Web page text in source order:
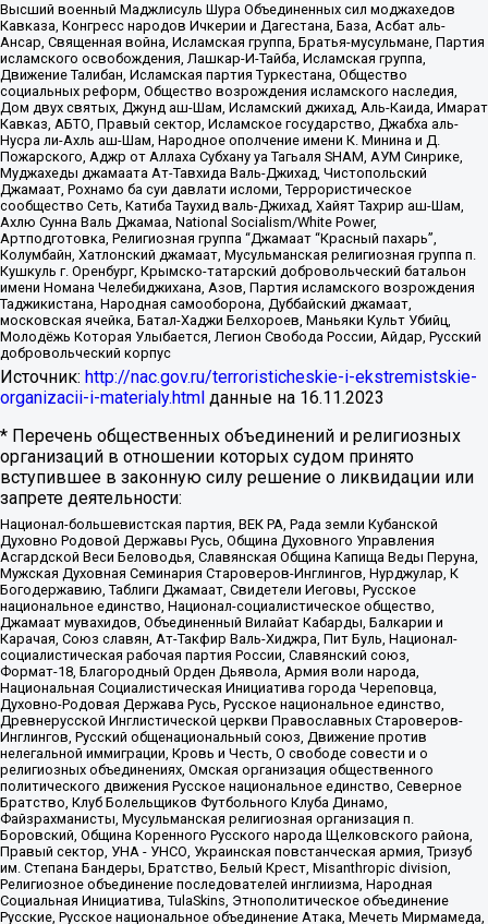
Высший военный Маджлисуль Шура Объединенных сил моджахедов
Кавказа, Конгресс народов Ичкерии и Дагестана, База, Асбат аль-
Ансар, Священная война, Исламская группа, Братья-мусульмане, Партия
исламского освобождения, Лашкар-И-Тайба, Исламская группа,
Движение Талибан, Исламская партия Туркестана, Общество
социальных реформ, Общество возрождения исламского наследия,
Дом двух святых, Джунд аш-Шам, Исламский джихад, Аль-Каида, Имарат
Кавказ, АБТО, Правый сектор, Исламское государство, Джабха аль-
Нусра ли-Ахль аш-Шам, Народное ополчение имени К. Минина и Д.
Пожарского, Аджр от Аллаха Субхану уа Тагьаля SHAM, АУМ Синрике,
Муджахеды джамаата Ат-Тавхида Валь-Джихад, Чистопольский
Джамаат, Рохнамо ба суи давлати исломи, Террористическое
сообщество Сеть, Катиба Таухид валь-Джихад, Хайят Тахрир аш-Шам,
Ахлю Сунна Валь Джамаа, National Socialism/White Power,
Артподготовка, Религиозная группа “Джамаат “Красный пахарь”,
Колумбайн, Хатлонский джамаат, Мусульманская религиозная группа п.
Кушкуль г. Оренбург, Крымско-татарский добровольческий батальон
имени Номана Челебиджихана, Азов, Партия исламского возрождения
Таджикистана, Народная самооборона, Дуббайский джамаат,
московская ячейка, Батал-Хаджи Белхороев, Маньяки Культ Убийц,
Молодёжь Которая Улыбается, Легион Свобода России, Айдар, Русский
добровольческий корпус
Источник: http://nac.gov.ru/terroristicheskie-i-ekstremistskie-
organizacii-i-materialy.html данные на 16.11.2023
* Перечень общественных объединений и религиозных
организаций в отношении которых судом принято
вступившее в законную силу решение о ликвидации или
запрете деятельности:
Национал-большевистская партия, ВЕК РА, Рада земли Кубанской
Духовно Родовой Державы Русь, Община Духовного Управления
Асгардской Веси Беловодья, Славянская Община Капища Веды Перуна,
Мужская Духовная Семинария Староверов-Инглингов, Нурджулар, К
Богодержавию, Таблиги Джамаат, Свидетели Иеговы, Русское
национальное единство, Национал-социалистическое общество,
Джамаат мувахидов, Объединенный Вилайат Кабарды, Балкарии и
Карачая, Союз славян, Ат-Такфир Валь-Хиджра, Пит Буль, Национал-
социалистическая рабочая партия России, Славянский союз,
Формат-18, Благородный Орден Дьявола, Армия воли народа,
Национальная Социалистическая Инициатива города Череповца,
Духовно-Родовая Держава Русь, Русское национальное единство,
Древнерусской Инглистической церкви Православных Староверов-
Инглингов, Русский общенациональный союз, Движение против
нелегальной иммиграции, Кровь и Честь, О свободе совести и о
религиозных объединениях, Омская организация общественного
политического движения Русское национальное единство, Северное
Братство, Клуб Болельщиков Футбольного Клуба Динамо,
Файзрахманисты, Мусульманская религиозная организация п.
Боровский, Община Коренного Русского народа Щелковского района,
Правый сектор, УНА - УНСО, Украинская повстанческая армия, Тризуб
им. Степана Бандеры, Братство, Белый Крест, Misanthropic division,
Религиозное объединение последователей инглиизма, Народная
Социальная Инициатива, TulaSkins, Этнополитическое объединение
Русские, Русское национальное объединение Атака, Мечеть Мирмамеда,